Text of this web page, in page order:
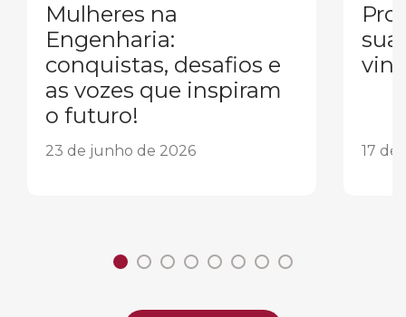
Mulheres na
Engenharia:
conquistas, desafios e
as vozes que inspiram
o futuro!
23 de junho de 2026
sua
17 de